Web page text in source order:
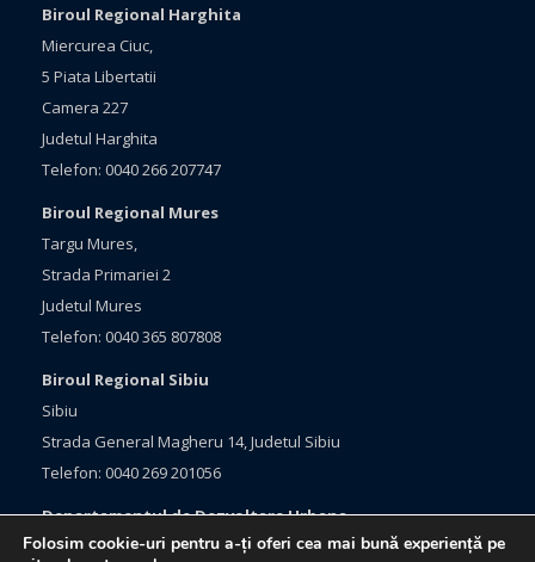
Biroul Regional Harghita
Miercurea Ciuc,
5 Piata Libertatii
Camera 227
Judetul Harghita
Telefon: 0040 266 207747
Biroul Regional Mures
Targu Mures,
Strada Primariei 2
Judetul Mures
Telefon: 0040 365 807808
Biroul Regional Sibiu
Sibiu
Strada General Magheru 14, Judetul Sibiu
Telefon: 0040 269 201056
Departamentul de Dezvoltare Urbana
Brasov, Bulevardul Eroilor 33
Folosim cookie-uri pentru a-ți oferi cea mai bună experiență pe